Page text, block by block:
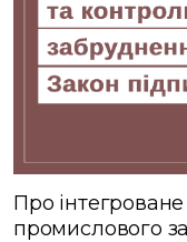
Про
промислового